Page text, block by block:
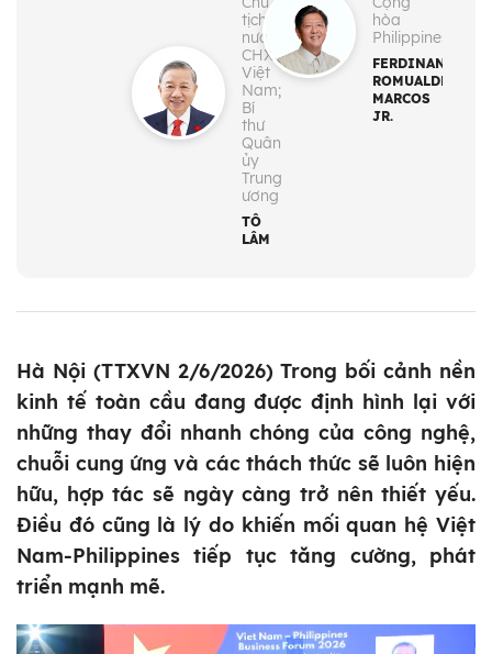
tịch
nước
CHXHCN
Việt
Nam;
Bí
thư
Quân
ủy
Trung
ương
TÔ
LÂM
hòa
Philippines
FERDINAND
ROMUALDEZ
MARCOS
JR.
Hà Nội (TTXVN 2/6/2026) Trong bối cảnh nền
kinh tế toàn cầu đang được định hình lại với
những thay đổi nhanh chóng của công nghệ,
chuỗi cung ứng và các thách thức sẽ luôn hiện
hữu, hợp tác sẽ ngày càng trở nên thiết yếu.
Điều đó cũng là lý do khiến mối quan hệ Việt
Nam-Philippines tiếp tục tăng cường, phát
triển mạnh mẽ.